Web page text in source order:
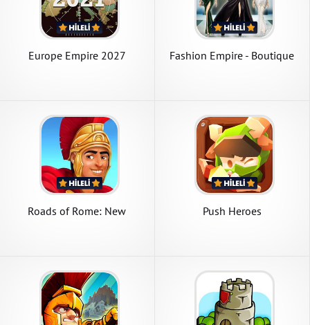
Europe Empire 2027
Fashion Empire - Boutique
Roads of Rome: New
Push Heroes